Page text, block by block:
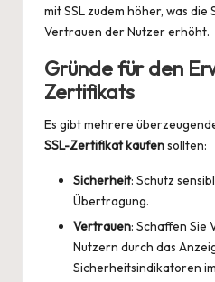
mit SSL zudem höher, was
Vertrauen der Nutzer erhöht.
Gründe für den
Zertifikats
Es gibt mehrere
SSL-Zertifikat kaufensollten:
Sicherheit: Schutz
Übertragung.
Vertrauen: Schaffen Sie
Nutzern durch das
Sicherheitsindikatoren